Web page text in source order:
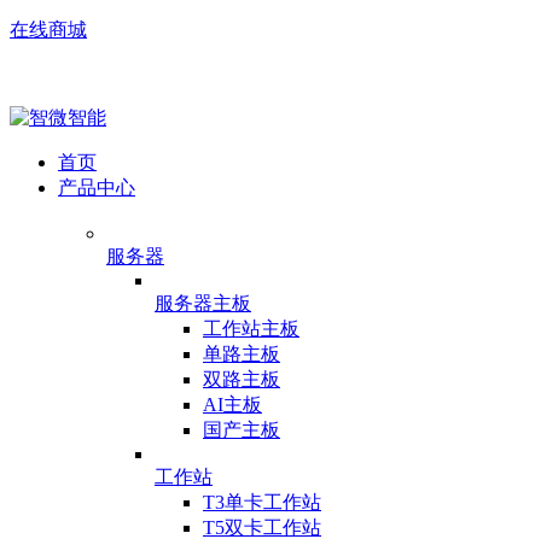
在线商城
首页
产品中心
服务器
服务器主板
工作站主板
单路主板
双路主板
AI主板
国产主板
工作站
T3单卡工作站
T5双卡工作站